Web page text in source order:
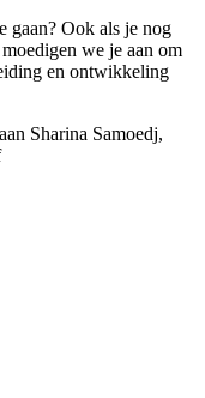
gaan? Ook als je nog
we je aan om
en ontwikkeling
Sharina Samoedj,